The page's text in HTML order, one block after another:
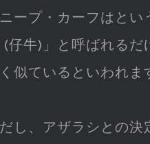
ープ・カーフはとい
(仔牛)」と呼ばれるだ
似ているといわれま
し、アザラシとの決